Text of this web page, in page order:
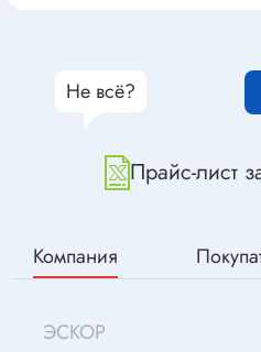
Прайс-лист
Не всё?
Компания
ЭСКОР